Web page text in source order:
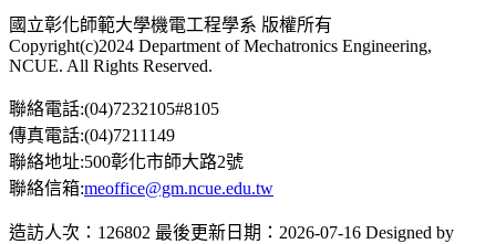
國立彰化師範大學機電工程學系 版權所有
Copyright(c)2024 Department of Mechatronics Engineering,
NCUE. All Rights Reserved.
聯絡電話:(04)7232105#8105
傳真電話:(04)7211149
聯絡地址:500彰化市師大路2號
聯絡信箱:meoffice@gm.ncue.edu.tw
造訪人次：126802 最後更新日期：2026-07-16 Designed by